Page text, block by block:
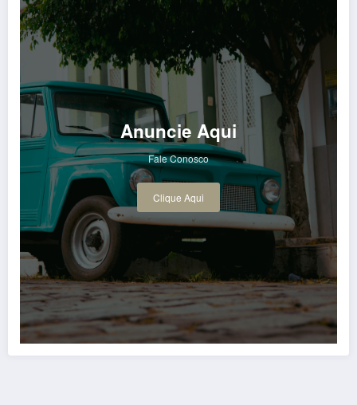
Anuncie Aqui
Fale Conosco
Clique Aqui